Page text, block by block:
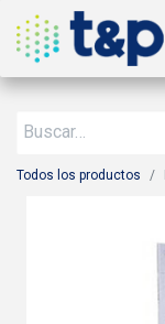
Todos los productos